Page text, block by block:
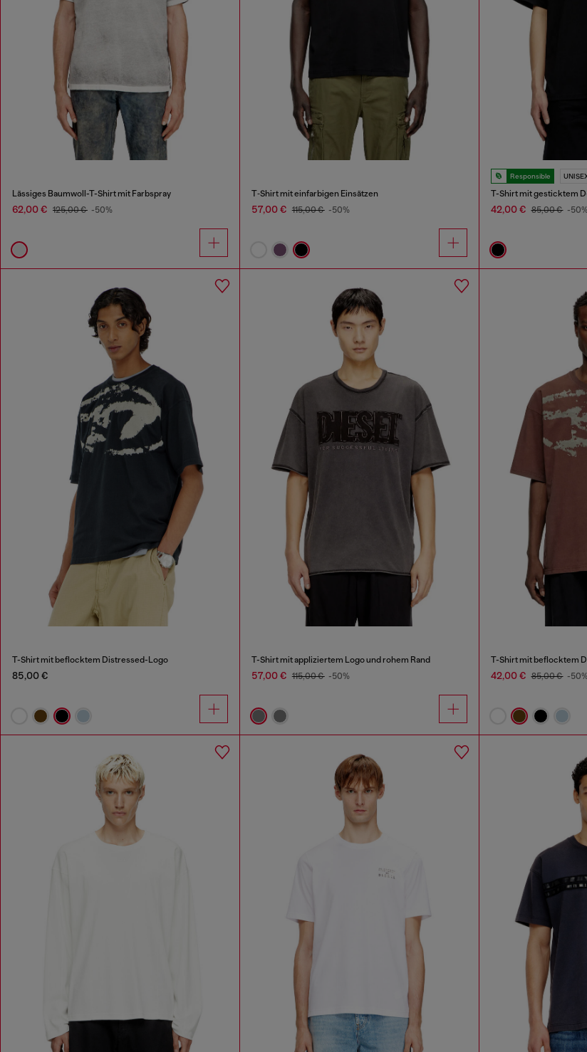
Lässiges Baumwoll-T-Shirt mit Farbspray
62,00 € 125,00 € -50%
T‑Shirt mit einfarbigen Einsätzen
57,00 € 115,00 € -50%
Responsible
T-Shirt mit gesticktem
42,00 € 85,00 € -
T-Shirt mit beflocktem Distressed-Logo
85,00 €
T-Shirt mit appliziertem Logo und rohem Rand
57,00 € 115,00 € -50%
T-Shirt mit beflocktem
42,00 € 85,00 € -